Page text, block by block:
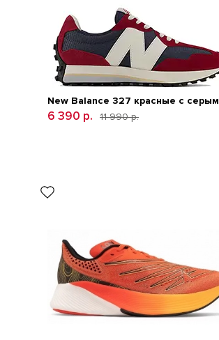
New Balance 327 красные с серым
6 390 р. 11 990 р.